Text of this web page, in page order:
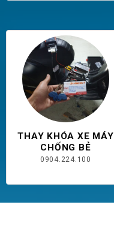
THAY KHÓA XE MÁY
CHỐNG BẺ
0904.224.100